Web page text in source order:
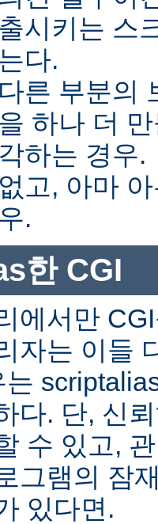
시키는 스
다.
른 부분의
하나 더
하는 경우.
고, 아마
.
한 CGI
에서만
자는 이들
다. 단, 신
수 있고,
그램의 잠
있다면.